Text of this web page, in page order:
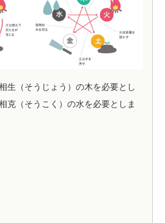
生（そうじょう）の木を必要とし
克（そうこく）の水を必要としま